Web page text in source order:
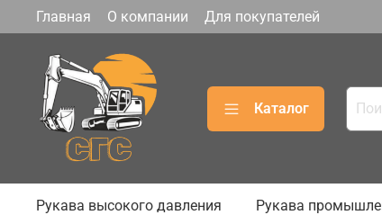
Главная О компании Для покупателей
Каталог
Рукава высокого давления Рукава